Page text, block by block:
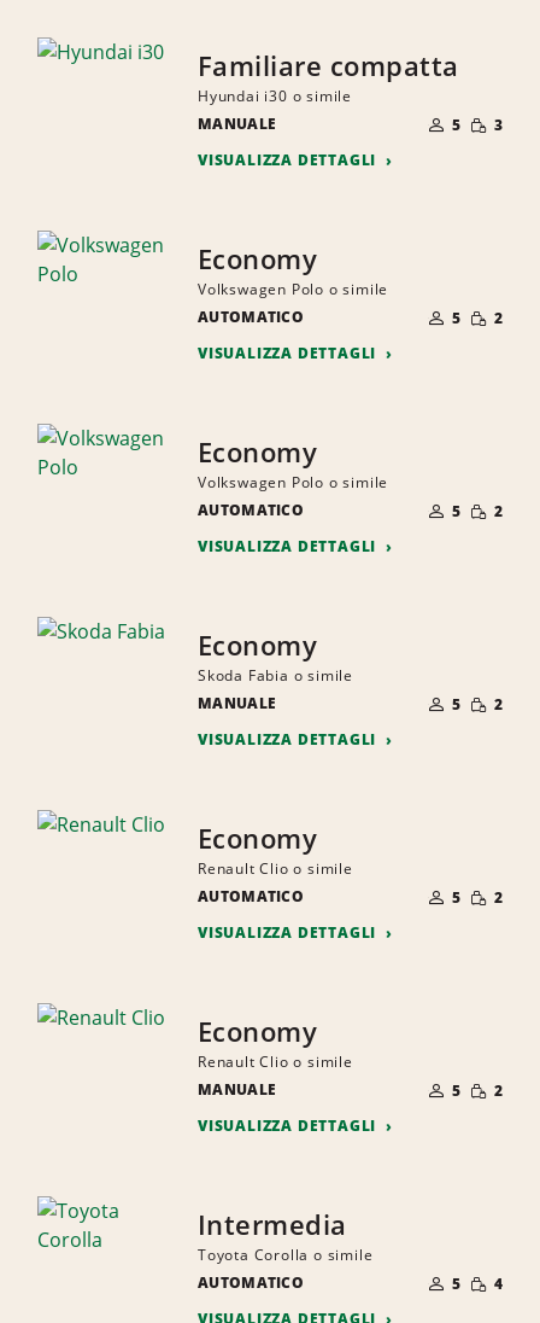
Familiare compatta
Hyundai i30 o simile
MANUALE
DI
PERSONE
5 RIDOTTA
3
VISUALIZZA DETTAGLI
Economy
Volkswagen Polo o simile
AUTOMATICO
DI
PERSONE
5 RIDOTTA
2
VISUALIZZA DETTAGLI
Economy
Volkswagen Polo o simile
AUTOMATICO
DI
PERSONE
5 RIDOTTA
2
VISUALIZZA DETTAGLI
Economy
Skoda Fabia o simile
MANUALE
DI
PERSONE
5 RIDOTTA
2
VISUALIZZA DETTAGLI
Economy
Renault Clio o simile
AUTOMATICO
DI
PERSONE
5 RIDOTTA
2
VISUALIZZA DETTAGLI
Economy
Renault Clio o simile
MANUALE
DI
PERSONE
5 RIDOTTA
2
VISUALIZZA DETTAGLI
Intermedia
Toyota Corolla o simile
AUTOMATICO
DI
PERSONE
5 RIDOTTA
4
VISUALIZZA DETTAGLI